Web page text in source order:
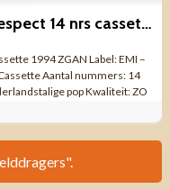
Robert Long – Uit Liefde En Respect 14 nrs cassette 1994 ZG
1994 ZGAN Label: EMI –
Aantal nummers: 14
pop Kwaliteit: ZO